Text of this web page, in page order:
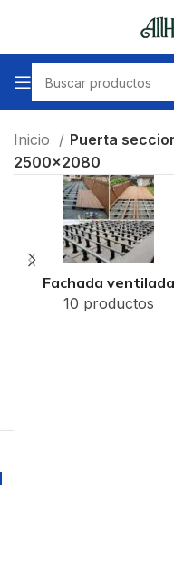
Inicio
Puerta
2500x2080
Fachada ventilada
10 productos